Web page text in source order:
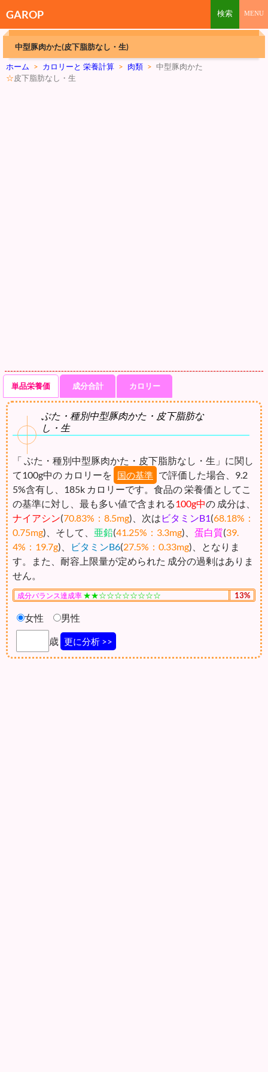
GAROP
中型豚肉かた(皮下脂肪なし・生)
ホーム > カロリーと 栄養計算 > 肉類 > 中型豚肉かた
☆皮下脂肪なし・生
単品栄養価 成分合計 カロリー
ぶた・種別中型豚肉かた・皮下脂肪な
し・生
「 ぶた・種別中型豚肉かた・皮下脂肪なし・生」に関し
て100g中の カロリーを
国の基準 で評価した場合、9.2
5%含有し、185k カロリーです。食品の 栄養価としてこ
の基準に対し、最も多い値で含まれる100g中の 成分は、
ナイアシン(70.83%：8.5mg)、次は ビタミンB1(68.18%：
0.75mg)、そして、 亜鉛(41.25%：3.3mg)、 蛋白質(39.
4%：19.7g)、 ビタミンB6(27.5%：0.33mg)、となりま
す。また、耐容上限量が定められた 成分の過剰はありま
せん。
成分バランス達成率 ★★☆☆☆☆☆☆☆☆ 13%
女性 男性
歳 更に分析 >>